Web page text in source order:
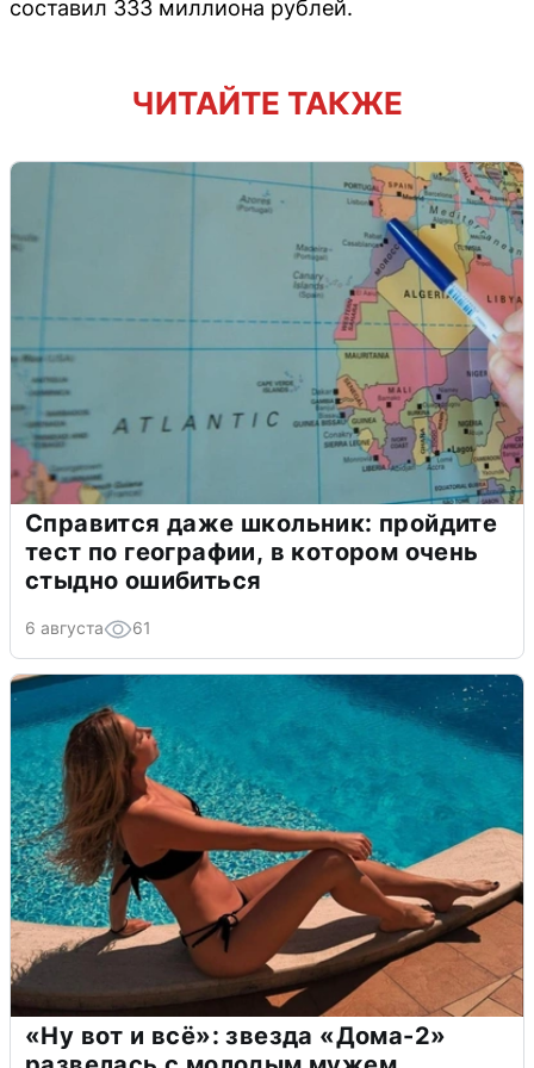
составил 333 миллиона рублей.
ЧИТАЙТЕ ТАКЖЕ
Справится даже школьник: пройдите
тест по географии, в котором очень
стыдно ошибиться
6 августа 61
«Ну вот и всё»: звезда «Дома-2»